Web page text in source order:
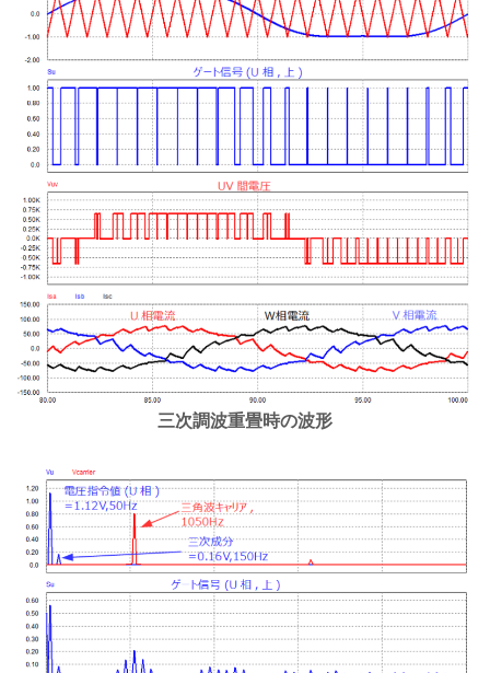
三次調波重畳時の波形